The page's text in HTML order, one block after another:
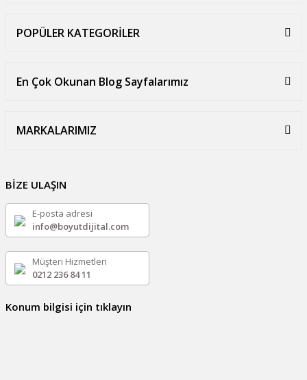
POPÜLER KATEGORİLER
En Çok Okunan Blog Sayfalarımız
MARKALARIMIZ
BİZE ULAŞIN
E-posta adresi
info@boyutdijital.com
Müşteri Hizmetleri
0212 236 84 11
Konum bilgisi için tıklayın